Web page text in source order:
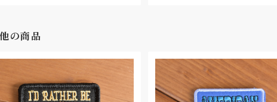
の商品